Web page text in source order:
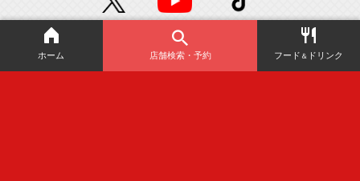
絶対お得！
ホーム 店舗検索・予約 フード ＆ ドリンク